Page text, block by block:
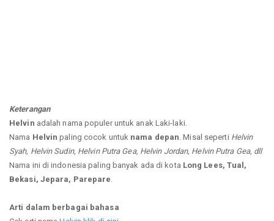
Keterangan
Helvin adalah nama populer untuk anak Laki-laki.
Nama Helvin paling cocok untuk nama depan . Misal seperti Helvin
Syah, Helvin Sudin, Helvin Putra Gea, Helvin Jordan, Helvin Putra Gea, dll
Nama ini di indonesia paling banyak ada di kota Long Lees, Tual,
Bekasi, Jepara, Parepare
Arti dalam berbagai bahasa